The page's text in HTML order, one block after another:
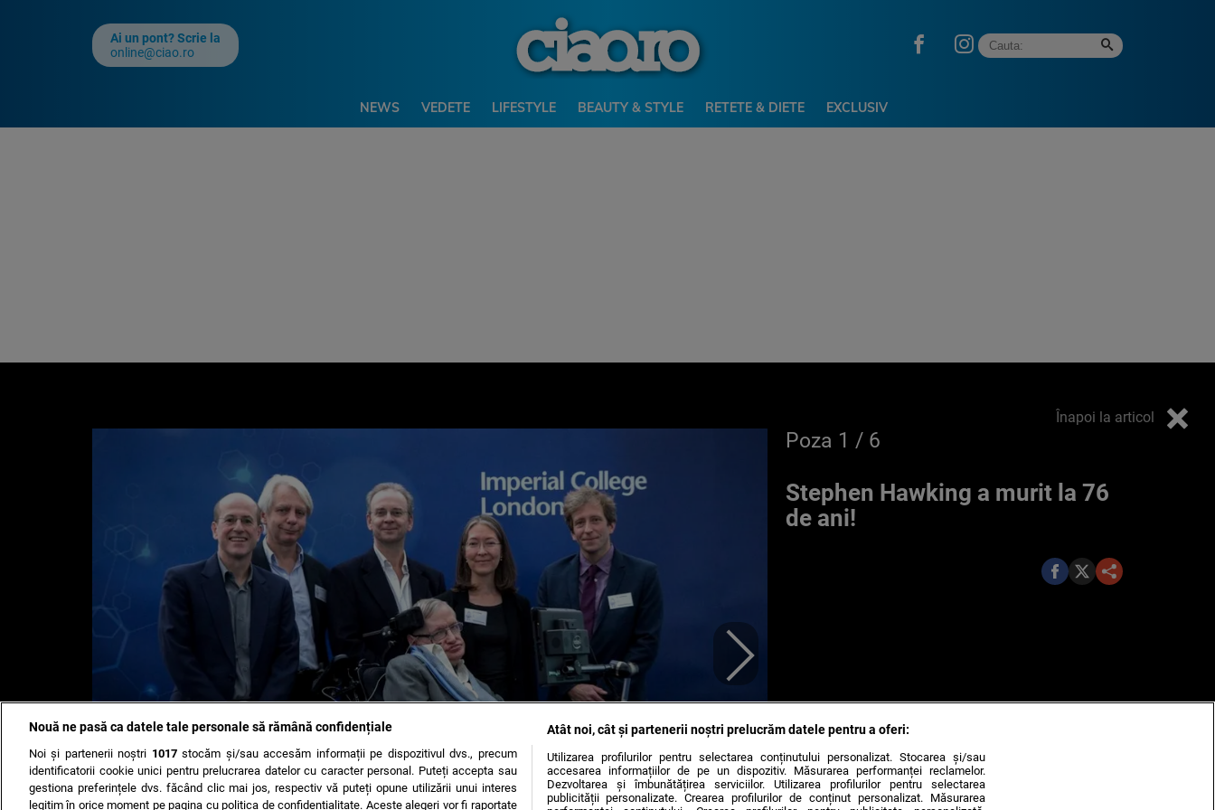
Ai un pont? Scrie la
online@ciao.ro
NEWS VEDETE LIFESTYLE BEAUTY & STYLE RETETE & DIETE EXCLUSIV
Înapoi la articol
Poza 1 / 6
Stephen Hawking a murit la 76
de ani!
Nouă ne pasă ca datele tale personale să rămână confidențiale
Noi și partenerii noștri 1017stocăm și/sau accesăm informații pe dispozitivul dvs., precum
identificatorii cookie unici pentru prelucrarea datelor cu caracter personal. Puteți accepta sau
gestiona preferințele dvs. făcând clic mai jos, respectiv vă puteți opune utilizării unui interes
legitim în orice moment pe pagina cu politica de confidențialitate. Aceste alegeri vor fi raportate
Atât noi, cât și partenerii noștri prelucrăm datele pentru a oferi:
Utilizarea profilurilor pentru selectarea conținutului personalizat. Stocarea și/sau
accesarea informațiilor de pe un dispozitiv. Măsurarea performanței reclamelor.
Dezvoltarea și îmbunătățirea serviciilor. Utilizarea profilurilor pentru selectarea
publicității personalizate. Crearea profilurilor de conținut personalizat. Măsurarea